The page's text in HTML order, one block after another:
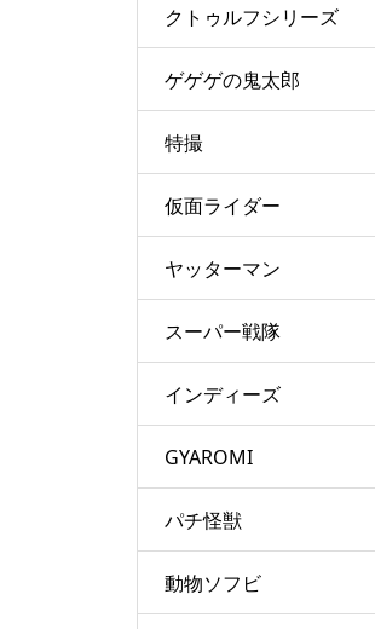
クトゥルフシリーズ
ゲゲゲの鬼太郎
特撮
仮面ライダー
ヤッターマン
スーパー戦隊
インディーズ
GYAROMI
パチ怪獣
動物ソフビ